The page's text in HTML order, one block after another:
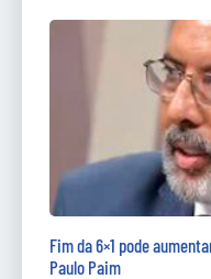
Fim da 6×1 pode
Paulo Paim